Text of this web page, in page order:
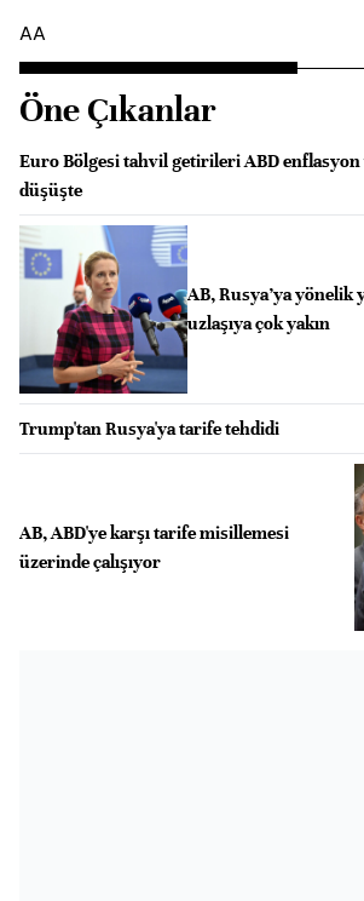
AA
Öne Çıkanlar
Euro Bölgesi tahvil getirileri ABD
düşüşte
AB, Rusya’ya yönelik
uzlaşıya çok yakın
Trump'tan Rusya'ya tarife tehdidi
AB, ABD'ye karşı tarife misillemesi
üzerinde çalışıyor